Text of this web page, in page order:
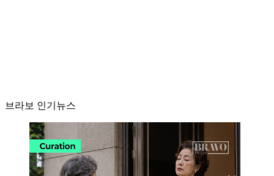
브라보 인기뉴스